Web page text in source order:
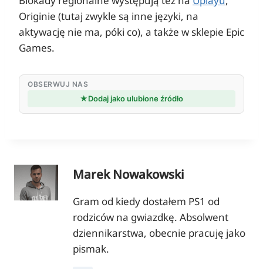
Originie (tutaj zwykle są inne języki, na
aktywację nie ma, póki co), a także w sklepie Epic
Games.
OBSERWUJ NAS
★Dodaj jako ulubione źródło
Marek Nowakowski
Gram od kiedy dostałem PS1 od
rodziców na gwiazdkę. Absolwent
dziennikarstwa, obecnie pracuję jako
pismak.